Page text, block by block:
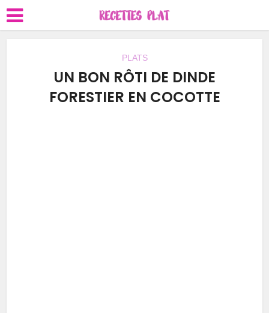
PLATS
UN BON RÔTI DE DINDE
FORESTIER EN COCOTTE